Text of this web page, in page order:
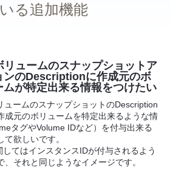
る追加機能
リュームのスナップショットア
ンのDescriptionに作成元のボ
ムが特定出来る情報をつけたい
ュームのスナップショットのDescription
成元のボリュームを特定出来るような情
タグやVolume IDなど）を付与出来る
て欲しいです。
してはインスタンスIDが付与されるよう
、それと同じようなイメージです。